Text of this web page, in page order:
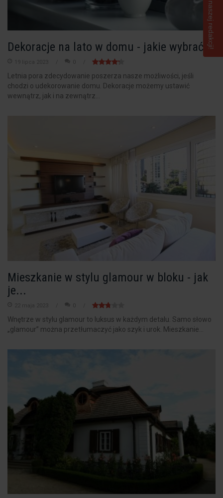
Dekoracje na lato w domu - jakie wybrać?
19 lipca 2023
Letnia pora zdecydowanie poszerza nasze możliwości, jeśli
chodzi o udekorowanie domu. Dekoracje możemy ustawić
wewnątrz, jak i na zewnątrz...
Mieszkanie w stylu glamour w bloku - jak
je...
22 maja 2023 0
Wnętrze w stylu glamour to luksus w każdym detalu. Samo słowo
„glamour” można przetłumaczyć jako szyk i urok. Mieszkanie...